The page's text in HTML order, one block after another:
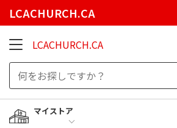
LCACHURCH.CA
LCACHURCH.CA
マイストア